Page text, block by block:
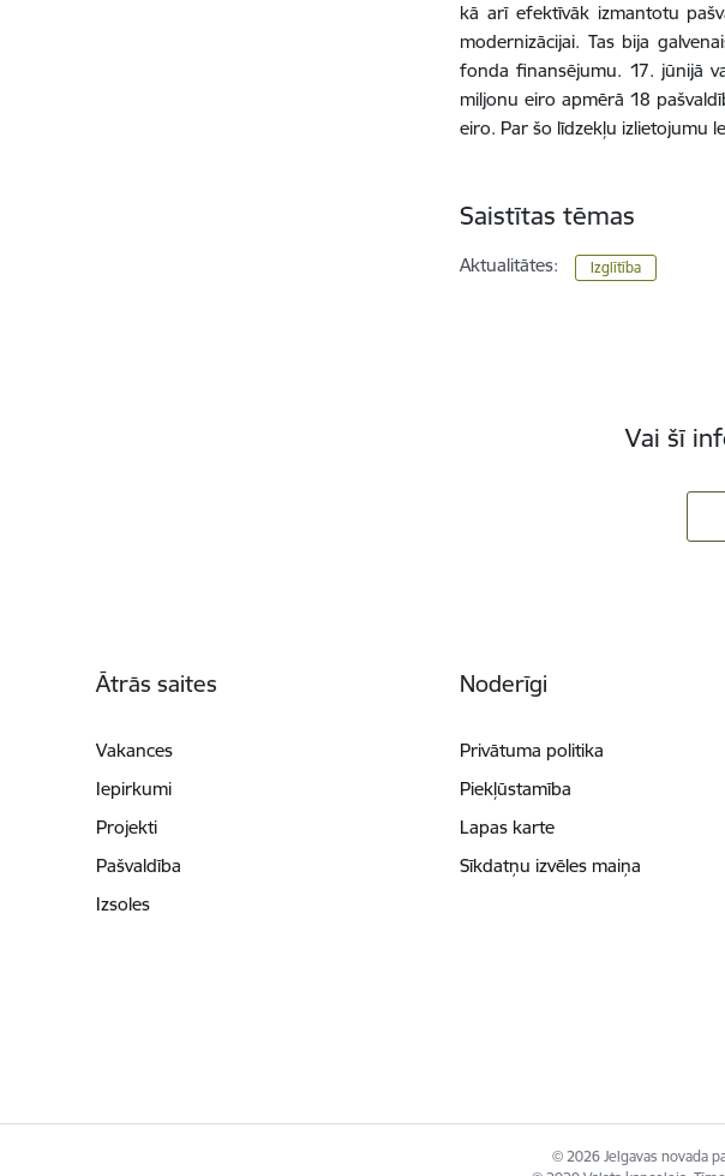
kā arī efektīvāk izmantotu
modernizācijai. Tas bija
fonda finansējumu. 17. jūnijā
miljonu eiro apmērā 18
eiro. Par šo līdzekļu izlietojumu
Saistītas tēmas
Aktualitātes: Izglītība
Vai šī
Ātrās saites
Vakances
Iepirkumi
Projekti
Pašvaldība
Izsoles
Noderīgi
Privātuma politika
Piekļūstamība
Lapas karte
Sīkdatņu izvēles maiņa
© 2026 Jelgavas novada